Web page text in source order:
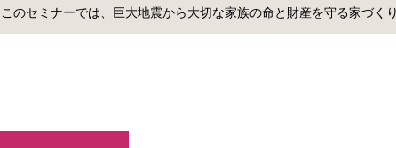
このセミナーでは、巨大地震から大切な家族の命と財産を守る家づ